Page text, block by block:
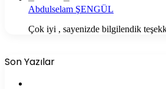
Abdulselam ŞENGÜL
Çok iyi , sayenizde bilgilendik
Son Yazılar